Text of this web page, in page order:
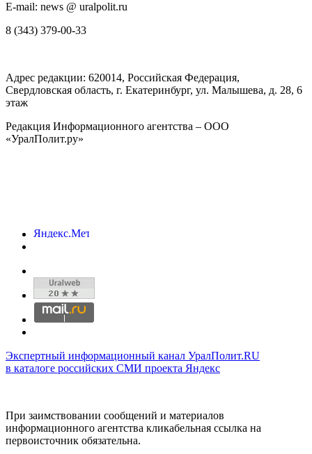
E-mail: news @ uralpolit.ru
8 (343) 379-00-33
Адрес редакции: 620014, Российская Федерация,
Свердловская область, г. Екатеринбург, ул. Малышева, д. 28, 6
этаж
Редакция Информационного агентства – ООО
«УралПолит.ру»
Экспертный информационный канал УралПолит.RU
в каталоге российских СМИ проекта Яндекс
При заимствовании сообщений и материалов
информационного агентства кликабельная ссылка на
первоисточник обязательна.